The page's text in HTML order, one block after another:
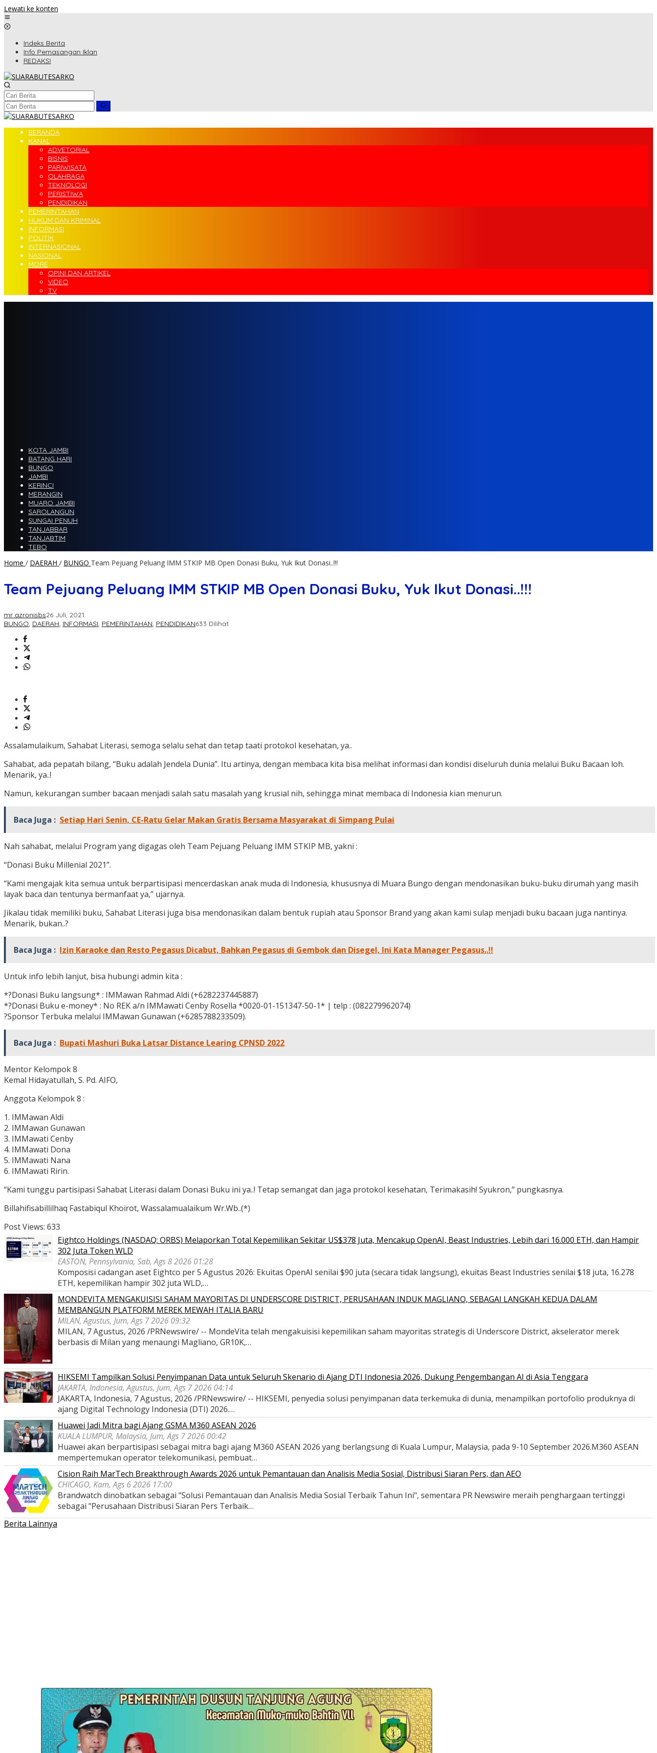
Lewati ke konten
Indeks Berita
Info Pemasangan Iklan
REDAKSI
BERANDA
KANAL
ADVETORIAL
BISNIS
PARIWISATA
OLAHRAGA
TEKNOLOGI
PERISTIWA
PENDIDIKAN
PEMERINTAHAN
HUKUM DAN KRIMINAL
INFORMASI
POLITIK
INTERNASIONAL
NASIONAL
MORE
OPINI DAN ARTIKEL
VIDEO
TV
KOTA JAMBI
BATANG HARI
BUNGO
JAMBI
KERINCI
MERANGIN
MUARO JAMBI
SAROLANGUN
SUNGAI PENUH
TANJABBAR
TANJABTIM
TEBO
Home / DAERAH / BUNGO Team Pejuang Peluang IMM STKIP MB Open Donasi Buku, Yuk Ikut Donasi..!!!
Team Pejuang Peluang IMM STKIP MB Open Donasi Buku, Yuk Ikut Donasi..!!!
mr azronisbs26 Juli, 2021
BUNGO, DAERAH, INFORMASI, PEMERINTAHAN, PENDIDIKAN633 Dilihat
Assalamulaikum, Sahabat Literasi, semoga selalu sehat dan tetap taati protokol kesehatan, ya..
Sahabat, ada pepatah bilang, “Buku adalah Jendela Dunia”. Itu artinya, dengan membaca kita bisa melihat informasi dan kondisi diseluruh dunia melalui Buku Bacaan loh.
Menarik, ya..!
Namun, kekurangan sumber bacaan menjadi salah satu masalah yang krusial nih, sehingga minat membaca di Indonesia kian menurun.
Baca Juga : Setiap Hari Senin, CE-Ratu Gelar Makan Gratis Bersama Masyarakat di Simpang Pulai
Nah sahabat, melalui Program yang digagas oleh Team Pejuang Peluang IMM STKIP MB, yakni :
“Donasi Buku Millenial 2021”.
“Kami mengajak kita semua untuk berpartisipasi mencerdaskan anak muda di Indonesia, khususnya di Muara Bungo dengan mendonasikan buku-buku dirumah yang masih
layak baca dan tentunya bermanfaat ya,” ujarnya.
Jikalau tidak memiliki buku, Sahabat Literasi juga bisa mendonasikan dalam bentuk rupiah atau Sponsor Brand yang akan kami sulap menjadi buku bacaan juga nantinya.
Menarik, bukan..?
Baca Juga : Izin Karaoke dan Resto Pegasus Dicabut, Bahkan Pegasus di Gembok dan Disegel, Ini Kata Manager Pegasus..!!
Untuk info lebih lanjut, bisa hubungi admin kita :
*?Donasi Buku langsung* : IMMawan Rahmad Aldi (+6282237445887)
*?Donasi Buku e-money* : No REK a/n IMMawati Cenby Rosella *0020-01-151347-50-1* | telp : (082279962074)
?Sponsor Terbuka melalui IMMawan Gunawan (+6285788233509).
Baca Juga : Bupati Mashuri Buka Latsar Distance Learing CPNSD 2022
Mentor Kelompok 8
Kemal Hidayatullah, S. Pd. AIFO,
Anggota Kelompok 8 :
1. IMMawan Aldi
2. IMMawan Gunawan
3. IMMawati Cenby
4. IMMawati Dona
5. IMMawati Nana
6. IMMawati Ririn.
“Kami tunggu partisipasi Sahabat Literasi dalam Donasi Buku ini ya..! Tetap semangat dan jaga protokol kesehatan, Terimakasih! Syukron,” pungkasnya.
Billahifisabillilhaq Fastabiqul Khoirot, Wassalamualaikum Wr.Wb..(*)
Post Views: 633
Eightco Holdings (NASDAQ: ORBS) Melaporkan Total Kepemilikan Sekitar US$378 Juta, Mencakup OpenAI, Beast Industries, Lebih dari 16.000 ETH, dan Hampir
302 Juta Token WLD
EASTON, Pennsylvania, Sab, Ags 8 2026 01:28
Komposisi cadangan aset Eightco per 5 Agustus 2026: Ekuitas OpenAI senilai $90 juta (secara tidak langsung), ekuitas Beast Industries senilai $18 juta, 16.278
ETH, kepemilikan hampir 302 juta WLD,…
MONDEVITA MENGAKUISISI SAHAM MAYORITAS DI UNDERSCORE DISTRICT, PERUSAHAAN INDUK MAGLIANO, SEBAGAI LANGKAH KEDUA DALAM
MEMBANGUN PLATFORM MEREK MEWAH ITALIA BARU
MILAN, Agustus, Jum, Ags 7 2026 09:32
MILAN, 7 Agustus, 2026 /PRNewswire/ -- MondeVita telah mengakuisisi kepemilikan saham mayoritas strategis di Underscore District, akselerator merek
berbasis di Milan yang menaungi Magliano, GR10K,…
HIKSEMI Tampilkan Solusi Penyimpanan Data untuk Seluruh Skenario di Ajang DTI Indonesia 2026, Dukung Pengembangan AI di Asia Tenggara
JAKARTA, Indonesia, Agustus, Jum, Ags 7 2026 04:14
JAKARTA, Indonesia, 7 Agustus, 2026 /PRNewswire/ -- HIKSEMI, penyedia solusi penyimpanan data terkemuka di dunia, menampilkan portofolio produknya di
ajang Digital Technology Indonesia (DTI) 2026.…
Huawei Jadi Mitra bagi Ajang GSMA M360 ASEAN 2026
KUALA LUMPUR, Malaysia, Jum, Ags 7 2026 00:42
Huawei akan berpartisipasi sebagai mitra bagi ajang M360 ASEAN 2026 yang berlangsung di Kuala Lumpur, Malaysia, pada 9-10 September 2026.M360 ASEAN
mempertemukan operator telekomunikasi, pembuat…
Cision Raih MarTech Breakthrough Awards 2026 untuk Pemantauan dan Analisis Media Sosial, Distribusi Siaran Pers, dan AEO
CHICAGO, Kam, Ags 6 2026 17:00
Brandwatch dinobatkan sebagai "Solusi Pemantauan dan Analisis Media Sosial Terbaik Tahun Ini", sementara PR Newswire meraih penghargaan tertinggi
sebagai "Perusahaan Distribusi Siaran Pers Terbaik…
Berita Lainnya